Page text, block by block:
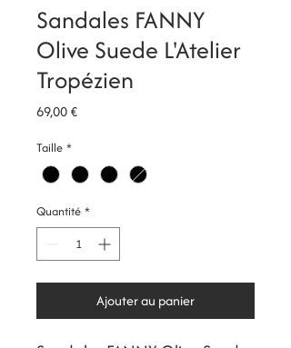
Sandales FANNY
Olive Suede L'Atelier
Tropézien
69,00 €Prix
Taille *
Quantité *
Ajouter au panier